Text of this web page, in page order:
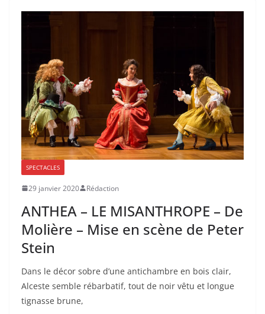
SPECTACLES
29 janvier 2020 Rédaction
ANTHEA – LE MISANTHROPE – De
Molière – Mise en scène de Peter
Stein
Dans le décor sobre d’une antichambre en bois clair,
Alceste semble rébarbatif, tout de noir vêtu et longue
tignasse brune,